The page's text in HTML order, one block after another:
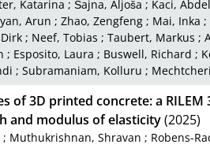
Katarina ; Šajna, Aljoša ; Kaci,
Arun ; Zhao, Zengfeng; Mai, Inka ;
; Neef, Tobias ; Taubert, Markus ;
; Esposito, Laura ; Buswell, Richard ;
; Subramaniam, Kolluru ;
of 3D printed concrete: a
and modulus of elasticity(2025)
; Muthukrishnan, Shravan ; Robens-